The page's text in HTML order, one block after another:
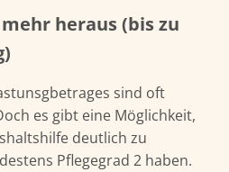
heraus (bis zu
sind oft
es gibt eine Möglichkeit,
deutlich zu
Pflegegrad 2 haben.